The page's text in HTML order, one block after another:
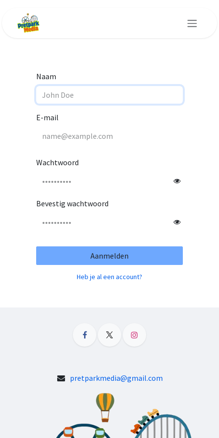
Naam
E-mail
Wachtwoord
Bevestig wachtwoord
Aanmelden
Heb je al een account?
pretparkmedia@gmail.com